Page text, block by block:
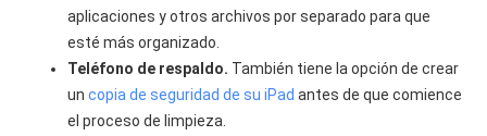
aplicaciones y otros archivos por separado para que
esté más organizado.
Teléfono de respaldo. También tiene la opción de crear
uncopia de seguridad de su iPad antes de que comience
el proceso de limpieza.